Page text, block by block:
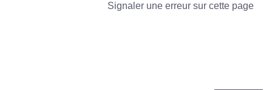
Signaler une erreur sur cette page